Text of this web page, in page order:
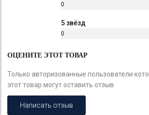
0
5 звёзд
0
ОЦЕНИТЕ ЭТОТ ТОВАР
Только авторизованные пользователи
этот товар могут оставить отзыв
Написать отзыв